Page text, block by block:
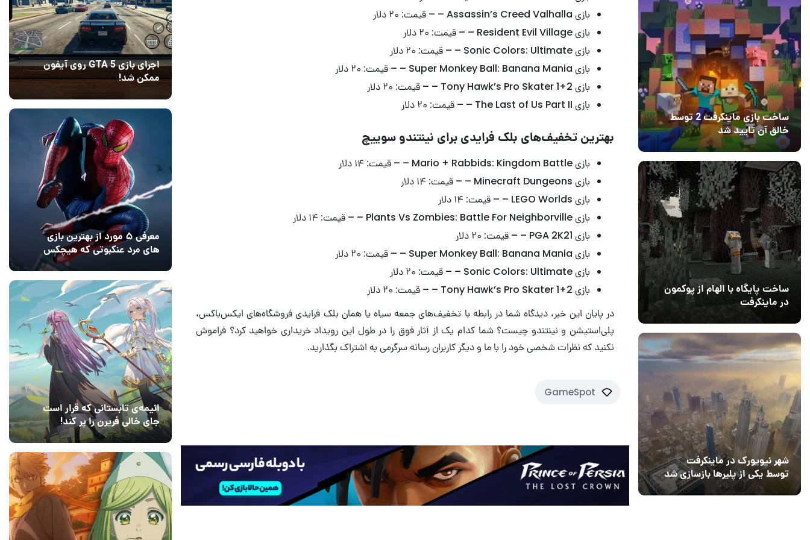
ساخت بازی ماینکرفت 2 توسط
خالق آن تایید شد
۱
04 آبان 1403
ساخت پایگاه با الهام از پوکمون
در ماینکرفت
شهر نیویورک در ماینکرفت
توسط یکی از پلیرها بازسازی شد
بازی Assassin’s Creed Valhalla – – قیمت: ۲۰ دلار
بازی Resident Evil Village – – قیمت: ۲۰ دلار
بازی Sonic Colors: Ultimate – – قیمت: ۲۰ دلار
بازی Super Monkey Ball: Banana Mania – – قیمت: ۲۰ دلار
بازی Tony Hawk’s Pro Skater 1+2 – – قیمت: ۲۰ دلار
بازی The Last of Us Part II – – قیمت: ۲۰ دلار
بهترین تخفیف‌های بلک فرایدی برای نینتندو سوییچ
بازی Mario + Rabbids: Kingdom Battle – – قیمت: ۱۴ دلار
بازی Minecraft Dungeons – – قیمت: ۱۴ دلار
بازی LEGO Worlds – – قیمت: ۱۴ دلار
بازی Plants Vs Zombies: Battle For Neighborville – – قیمت: ۱۴ دلار
بازی PGA 2K21 – – قیمت: ۲۰ دلار
بازی Super Monkey Ball: Banana Mania – – قیمت: ۲۰ دلار
بازی Sonic Colors: Ultimate – – قیمت: ۲۰ دلار
بازی Tony Hawk’s Pro Skater 1+2 – – قیمت: ۲۰ دلار
در پایان این خبر، دیدگاه شما در رابطه با تخفیف‌های جمعه سیاه یا همان بلک فرایدی فروشگاه‌های ایکس‌باکس،
پلی‌استیشن و نینتندو چیست؟ شما کدام یک از آثار فوق را در طول این رویداد خریداری خواهید کرد؟ فراموش
نکنید که نظرات شخصی خود را با ما و دیگر کاربران رسانه سرگرمی به اشتراک بگذارید.
GameSpot
اجرای بازی GTA 5 روی آیفون
ممکن شد!
معرفی ۵ مورد از بهترین بازی
های مرد عنکبوتی که هیچکس
انیمه‌ی تابستانی که قرار است
جای خالی فریرن را پر کند!
14 مرداد 1405